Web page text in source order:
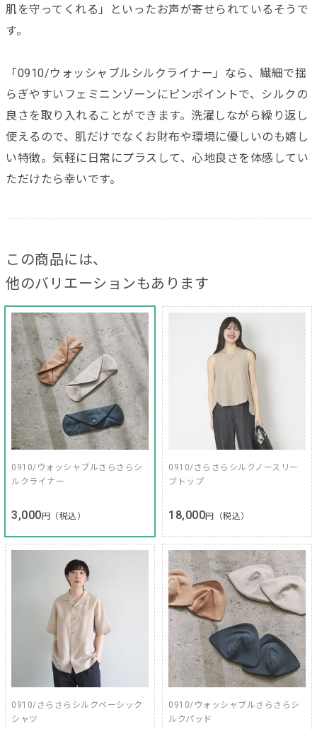
肌を守ってくれる」といったお声が寄せられているそうで
す。
「0910/ウォッシャブルシルクライナー」なら、繊細で揺
らぎやすいフェミニンゾーンにピンポイントで、シルクの
良さを取り入れることができます。洗濯しながら繰り返し
使えるので、肌だけでなくお財布や環境に優しいのも嬉し
い特徴。気軽に日常にプラスして、心地良さを体感してい
ただけたら幸いです。
この商品には、
他のバリエーションもあります
0910/ウォッシャブルさらさらシ
ルクライナー
3,000 円（税込）
0910/さらさらシルクノースリー
ブトップ
18,000円（税込）
0910/さらさらシルクベーシック
シャツ
0910/ウォッシャブルさらさらシ
ルクパッド